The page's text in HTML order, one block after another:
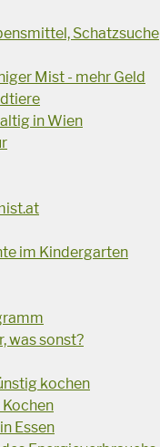
Schatzsuche
Mist - mehr Geld
in Wien
im Kindergarten
was sonst?
kochen
Essen